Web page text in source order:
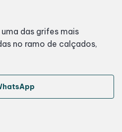
das grifes mais
no ramo de calçados,